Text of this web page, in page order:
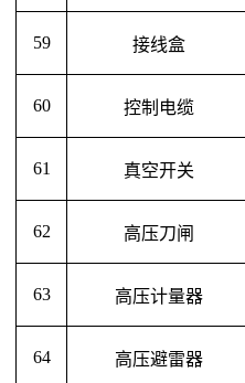
59 接线盒
60 控制电缆
61 真空开关
62 高压刀闸
63 高压计量器
64 高压避雷器